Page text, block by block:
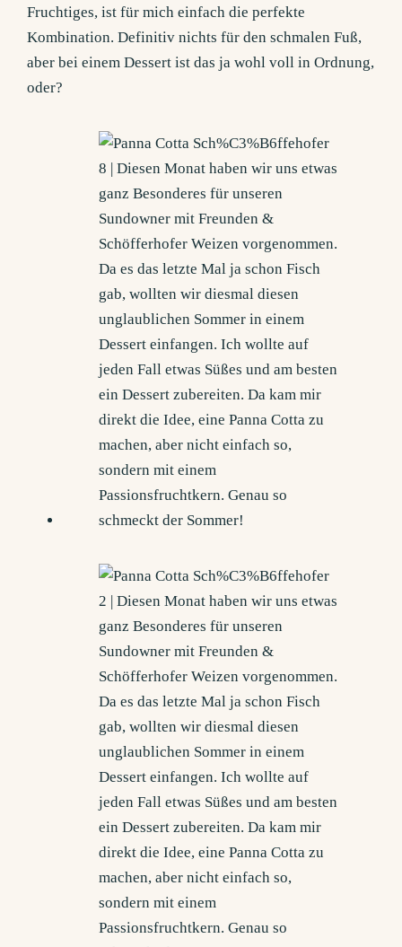
Fruchtiges, ist für mich einfach die perfekte
Kombination. Definitiv nichts für den schmalen Fuß,
aber bei einem Dessert ist das ja wohl voll in Ordnung,
oder?